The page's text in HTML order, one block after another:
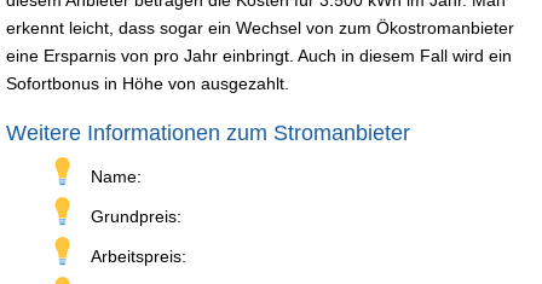
erkennt leicht, dass sogar ein Wechsel von zum Ökostromanbieter
eine Ersparnis von pro Jahr einbringt. Auch in diesem Fall wird ein
Sofortbonus in Höhe von ausgezahlt.
Weitere Informationen zum Stromanbieter
Name:
Grundpreis:
Arbeitspreis: